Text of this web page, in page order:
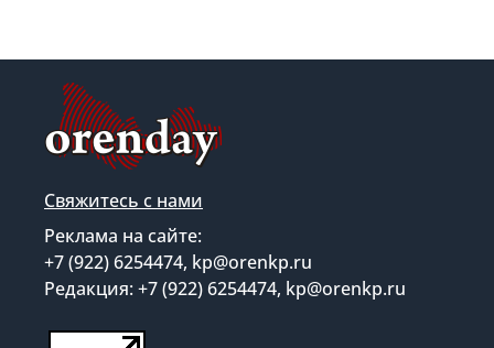
Свяжитесь с нами
Реклама на сайте:
+7 (922) 6254474, kp@orenkp.ru
Редакция: +7 (922) 6254474, kp@orenkp.ru